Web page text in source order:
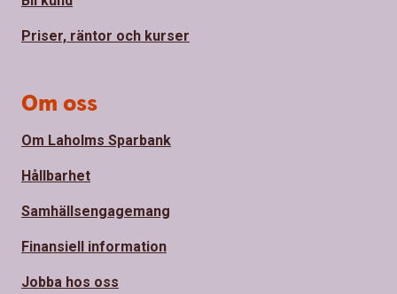
Priser, räntor och kurser
Om oss
Om Laholms Sparbank
Hållbarhet
Samhällsengagemang
Finansiell information
Jobba hos oss